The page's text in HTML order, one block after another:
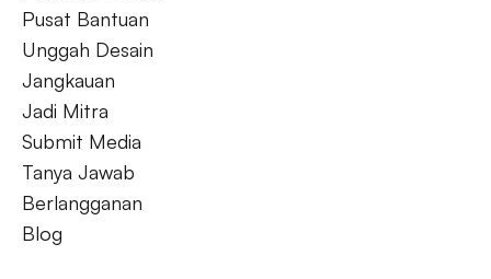
Pusat Bantuan
Unggah Desain
Jangkauan
Jadi Mitra
Submit Media
Tanya Jawab
Berlangganan
Blog